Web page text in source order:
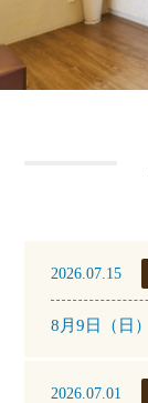
2026.07.15
2026.07.01